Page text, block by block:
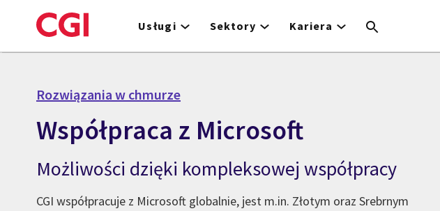
to
Usługi Sektory Kariera
Rozwiązania w chmurze
Współpraca z Microsoft
Możliwości dzięki kompleksowej współpracy
CGI współpracuje z Microsoft globalnie, jest m.in. Złotym oraz Srebrnym